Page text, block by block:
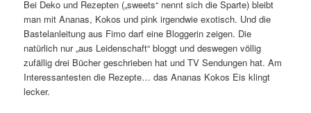
Bei Deko und Rezepten („sweets“ nennt sich die Sparte) bleibt
man mit Ananas, Kokos und pink irgendwie exotisch. Und die
Bastelanleitung aus Fimo darf eine Bloggerin zeigen. Die
natürlich nur „aus Leidenschaft“ bloggt und deswegen völlig
zufällig drei Bücher geschrieben hat und TV Sendungen hat. Am
Interessantesten die Rezepte… das Ananas Kokos Eis klingt
lecker.